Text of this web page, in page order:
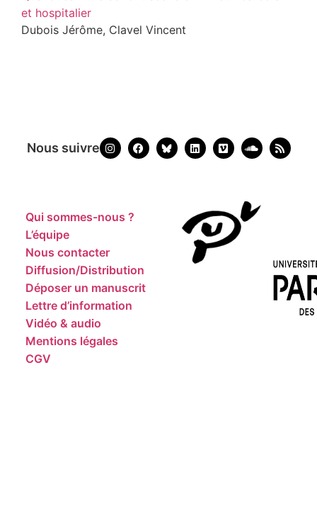
et hospitalier
Dubois Jérôme, Clavel Vincent
Nous suivre
Qui sommes-nous ?
L’équipe
Nous contacter
Diffusion/Distribution
Déposer un manuscrit
Lettre d’information
Vidéo & audio
Mentions légales
CGV